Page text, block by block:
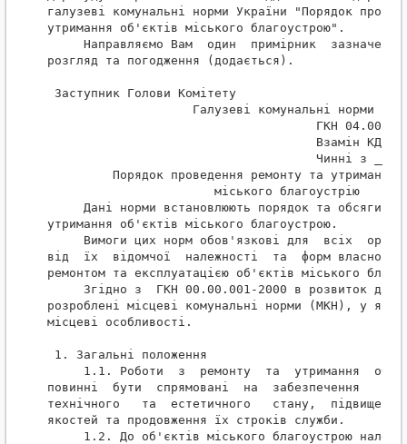
галузеві комунальні норми України "Порядок
утримання об'єктів міського благоустрою".
Направляємо Вам  один  примірник
розгляд та погодження (додається).
Заступник Голови Комітету
                    Галузеві комунальні норми
ГКН
Взамін КДІ-
Чинні з
Порядок проведення ремонту та утримання
                       міського благоустрію
Дані норми встановлюють порядок та обсяги
утримання об'єктів міського благоустрою.
Вимоги цих норм обов'язкові для  всіх
від  їх  відомчої  належності  та  форм
ремонтом та експлуатацією об'єктів міського
Згідно з  ГКН 00.00.001-2000 в розвиток
розроблені місцеві комунальні норми (МКН), у яких
місцеві особливості.
1. Загальні положення
1.1. Роботи  з  ремонту  та  утримання
повинні  бути  спрямовані  на  забезпечення   та
технічного   та  естетичного   стану,  підвищення
якостей та продовження їх строків служби.
1.2. До об'єктів міського благоустрою